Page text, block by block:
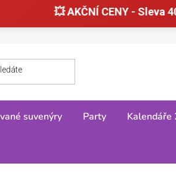
💥 AKČNÍ CENY - Sleva
výměny a vrácení zboží
suvenýry Party Kalendáře